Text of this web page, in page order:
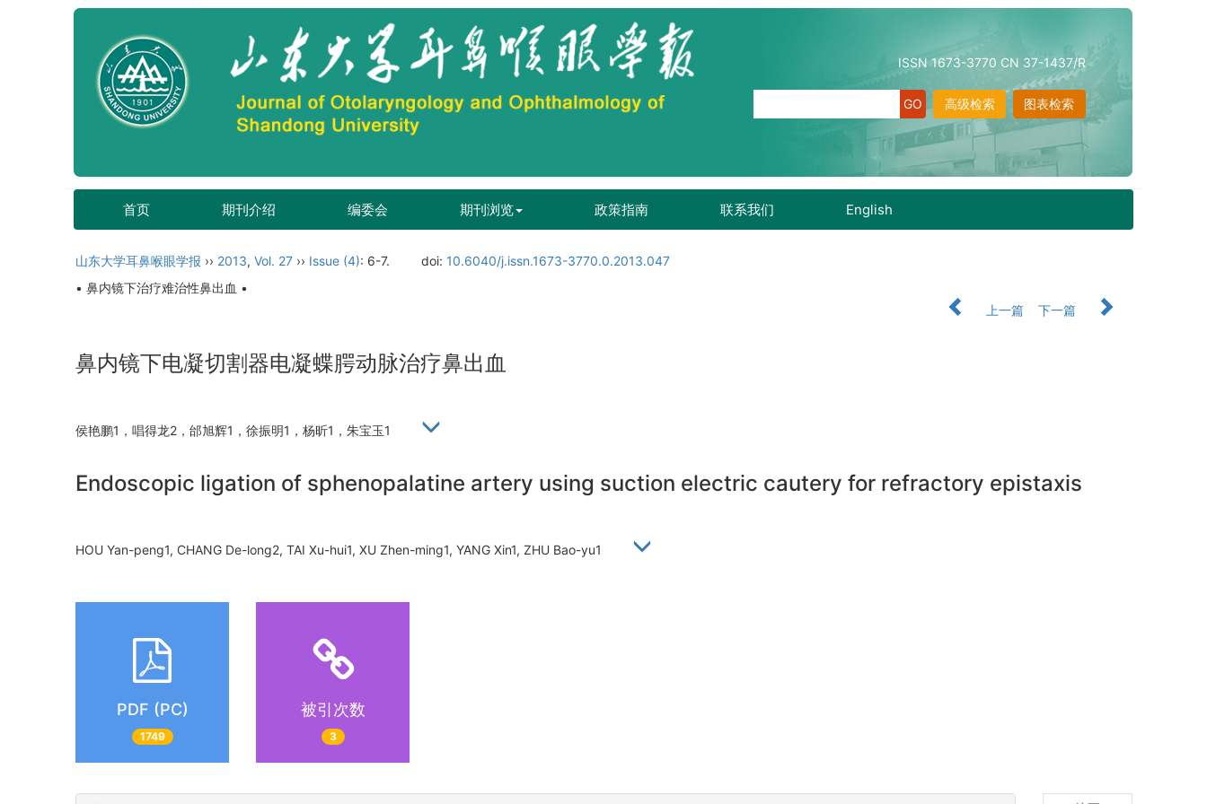
ISSN 1673-3770 CN 37-1437/R
图表检索
高级检索
首页 期刊介绍 编委会 期刊浏览 政策指南 联系我们 English
山东大学耳鼻喉眼学报 ›› 2013, Vol. 27 ›› Issue (4): 6-7. doi: 10.6040/j.issn.1673-3770.0.2013.047
• 鼻内镜下治疗难治性鼻出血 •
上一篇
下一篇
鼻内镜下电凝切割器电凝蝶腭动脉治疗鼻出血
侯艳鹏1，唱得龙2，邰旭辉1，徐振明1，杨昕1，朱宝玉1
Endoscopic ligation of sphenopalatine artery using suction electric cautery for refractory epistaxis
HOU Yan-peng1, CHANG De-long2, TAI Xu-hui1, XU Zhen-ming1, YANG Xin1, ZHU Bao-yu1
PDF (PC)
1749
被引次数
3